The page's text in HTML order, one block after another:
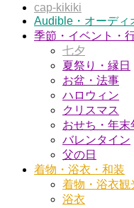
cap-kikiki
Audible・オーディ
季節・イベント・
七夕
夏祭り・縁日
お盆・法事
ハロウィン
クリスマス
おせち・年末
バレンタイン
父の日
着物・浴衣・和装
着物・浴衣観
浴衣